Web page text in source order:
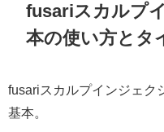
fusariスカルプ
本の使い方とタ
fusariスカルプインジェク
基本。